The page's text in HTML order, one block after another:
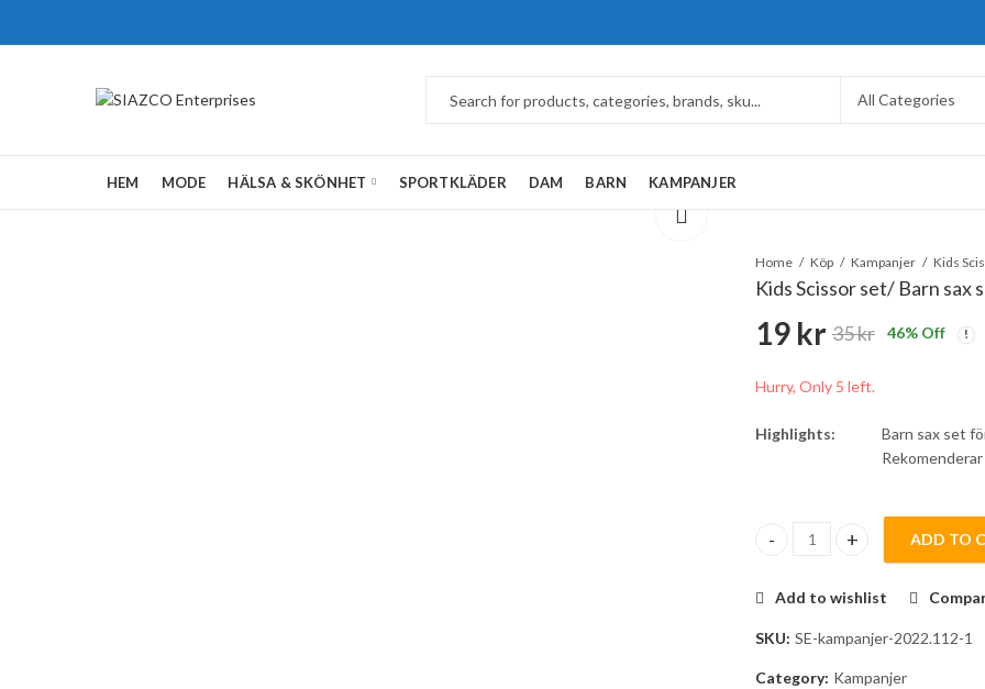
HEM MODE HÄLSA & SKÖNHET SPORTKLÄDER DAM BARN KAMPANJER
Home Köp Kampanjer Kids
Kids Scissor set/ Barn sax
19 kr 35kr 46% Off
Hurry, Only 5 left.
Highlights:
Barn sax set
Kids Scissor set/ Barn sax set
ADD TO
Add to wishlist
SKU: SE-kampanjer-2022.112-1
Category: Kampanjer